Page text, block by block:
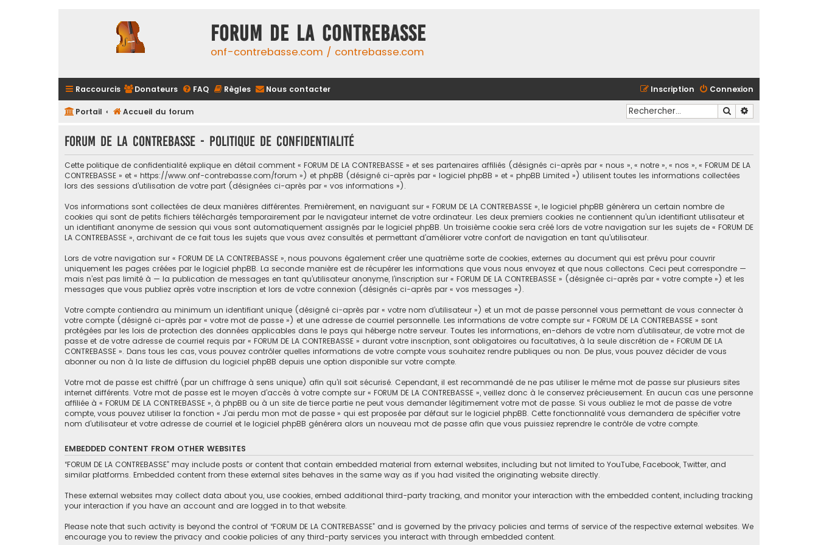
FORUM DE LA CONTREBASSE
onf-contrebasse.com / contrebasse.com
Raccourcis Donateurs FAQ Règles Nous contacter Connexion
Inscription
Portail Accueil du forum Rechercher
FORUM DE LA CONTREBASSE - Politique de confidentialité
Cette politique de confidentialité explique en détail comment « FORUM DE LA CONTREBASSE » et ses partenaires affiliés (désignés ci-après par « nous », « notre », « nos », « FORUM DE LA
CONTREBASSE » et « https://www.onf-contrebasse.com/forum ») et phpBB (désigné ci-après par « logiciel phpBB » et « phpBB Limited ») utilisent toutes les informations collectées
lors des sessions d’utilisation de votre part (désignées ci-après par « vos informations »).
Vos informations sont collectées de deux manières différentes. Premièrement, en naviguant sur « FORUM DE LA CONTREBASSE », le logiciel phpBB génèrera un certain nombre de
cookies qui sont de petits fichiers téléchargés temporairement par le navigateur internet de votre ordinateur. Les deux premiers cookies ne contiennent qu’un identifiant utilisateur et
un identifiant anonyme de session qui vous sont automatiquement assignés par le logiciel phpBB. Un troisième cookie sera créé lors de votre navigation sur les sujets de « FORUM DE
LA CONTREBASSE », archivant de ce fait tous les sujets que vous avez consultés et permettant d’améliorer votre confort de navigation en tant qu’utilisateur.
Lors de votre navigation sur « FORUM DE LA CONTREBASSE », nous pouvons également créer une quatrième sorte de cookies, externes au document qui est prévu pour couvrir
uniquement les pages créées par le logiciel phpBB. La seconde manière est de récupérer les informations que vous nous envoyez et que nous collectons. Ceci peut correspondre —
mais n’est pas limité à — la publication de messages en tant qu’utilisateur anonyme, l’inscription sur « FORUM DE LA CONTREBASSE » (désignée ci-après par « votre compte ») et les
messages que vous publiez après votre inscription et lors de votre connexion (désignés ci-après par « vos messages »).
Votre compte contiendra au minimum un identifiant unique (désigné ci-après par « votre nom d’utilisateur ») et un mot de passe personnel vous permettant de vous connecter à
votre compte (désigné ci-après par « votre mot de passe ») et une adresse de courriel personnelle. Les informations de votre compte sur « FORUM DE LA CONTREBASSE » sont
protégées par les lois de protection des données applicables dans le pays qui héberge notre serveur. Toutes les informations, en-dehors de votre nom d’utilisateur, de votre mot de
passe et de votre adresse de courriel requis par « FORUM DE LA CONTREBASSE » durant votre inscription, sont obligatoires ou facultatives, à la seule discrétion de « FORUM DE LA
CONTREBASSE ». Dans tous les cas, vous pouvez contrôler quelles informations de votre compte vous souhaitez rendre publiques ou non. De plus, vous pouvez décider de vous
abonner ou non à la liste de diffusion du logiciel phpBB depuis une option disponible sur votre compte.
Votre mot de passe est chiffré (par un chiffrage à sens unique) afin qu’il soit sécurisé. Cependant, il est recommandé de ne pas utiliser le même mot de passe sur plusieurs sites
internet différents. Votre mot de passe est le moyen d’accès à votre compte sur « FORUM DE LA CONTREBASSE », veillez donc à le conservez précieusement. En aucun cas une personne
affiliée à « FORUM DE LA CONTREBASSE », à phpBB ou à un site de tierce partie ne peut vous demander légitimement votre mot de passe. Si vous oubliez le mot de passe de votre
compte, vous pouvez utiliser la fonction « J’ai perdu mon mot de passe » qui est proposée par défaut sur le logiciel phpBB. Cette fonctionnalité vous demandera de spécifier votre
nom d’utilisateur et votre adresse de courriel et le logiciel phpBB générera alors un nouveau mot de passe afin que vous puissiez reprendre le contrôle de votre compte.
EMBEDDED CONTENT FROM OTHER WEBSITES
“FORUM DE LA CONTREBASSE” may include posts or content that contain embedded material from external websites, including but not limited to YouTube, Facebook, Twitter, and
similar platforms. Embedded content from these external sites behaves in the same way as if you had visited the originating website directly.
These external websites may collect data about you, use cookies, embed additional third-party tracking, and monitor your interaction with the embedded content, including tracking
your interaction if you have an account and are logged in to that website.
Please note that such activity is beyond the control of “FORUM DE LA CONTREBASSE” and is governed by the privacy policies and terms of service of the respective external websites. We
encourage you to review the privacy and cookie policies of any third-party services you interact with through embedded content.